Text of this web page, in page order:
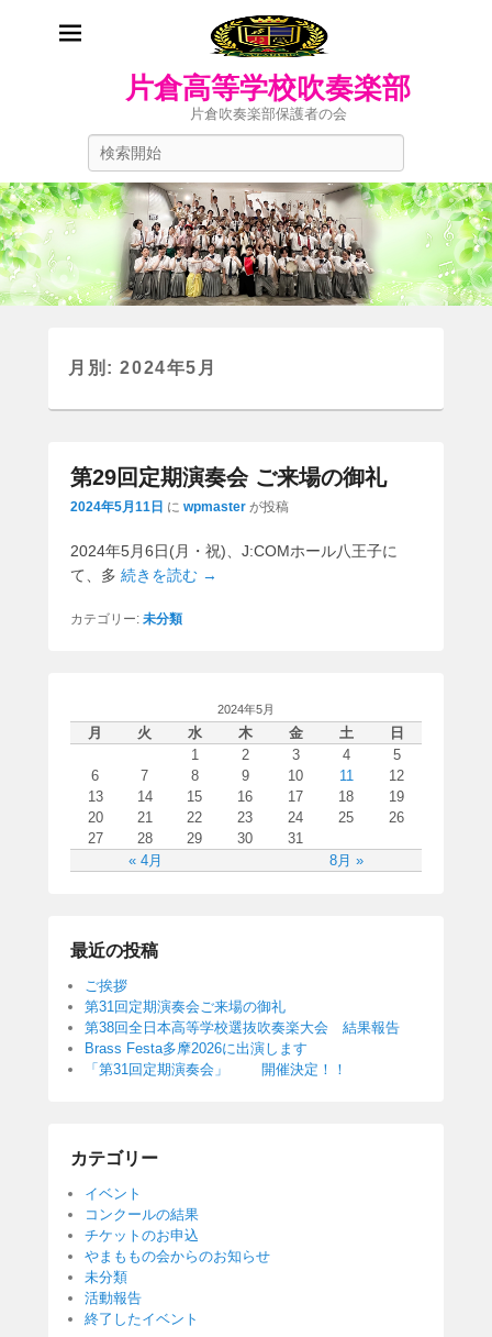
片倉高等学校吹奏楽部
片倉吹奏楽部保護者の会
開
始
月別: 2024年5月
第29回定期演奏会 ご来場の御礼
2024年5月11日 に wpmaster が投稿
2024年5月6日(月・祝)、J:COMホール八王子に
て、多 続きを読む →
カテゴリー: 未分類
2024年5月
月 火 水 木 金 土 日
« 4月 8月 »
1 2 3 4
5
6
7 8 9 10 11
12
13
14 15 16 17 18
19
20
21 22 23 24 25
26
27
28 29 30 31
最近の投稿
ご挨拶
第31回定期演奏会ご来場の御礼
第38回全日本高等学校選抜吹奏楽大会 結果報告
Brass Festa多摩2026に出演します
「第31回定期演奏会」 開催決定！！
カテゴリー
イベント
コンクールの結果
チケットのお申込
やまももの会からのお知らせ
未分類
活動報告
終了したイベント